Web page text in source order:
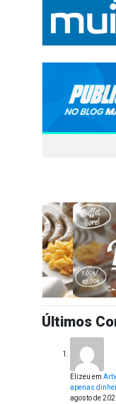
Últimos
Elizeu em
apenas
agosto de